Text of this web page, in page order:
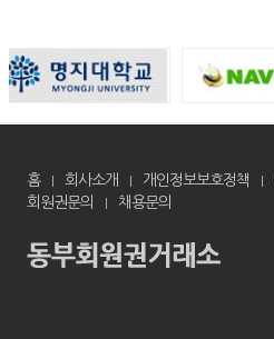
홈 회사소개 개인정보보호정책
회원권문의
채용문의